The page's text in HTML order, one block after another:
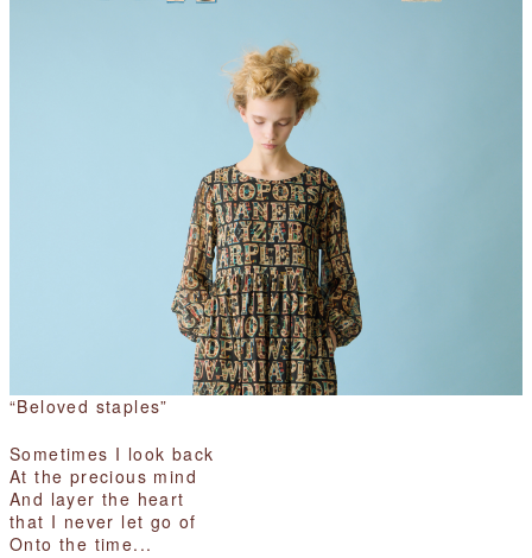
“Beloved staples”
Sometimes I look back
At the precious mind
And layer the heart
that I never let go of
Onto the time...